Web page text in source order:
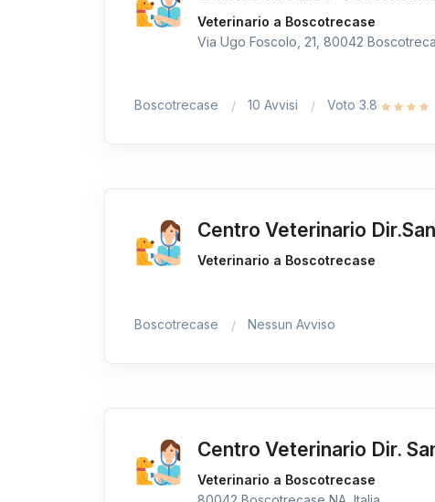
Veterinario a Boscotrecase
Via Ugo Foscolo, 21, 80042
Boscotrecase 10 Avvisi Voto 3.8
Centro Veterinario
Veterinario a Boscotrecase
Boscotrecase Nessun Avviso
Centro Veterinario Dir.
Veterinario a Boscotrecase